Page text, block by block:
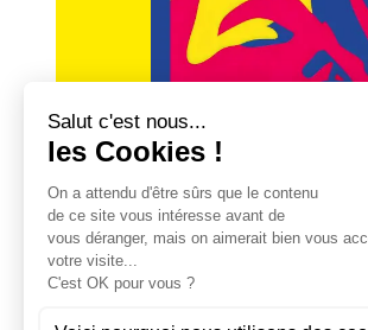
66% des sondés
cours de l’année
72% des sondés
leur téléphone ou